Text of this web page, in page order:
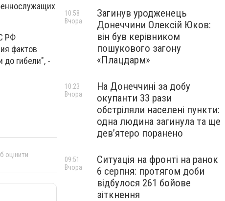
РФ
фактов
до гибели", -
оцінити
Загинув уродженець
Донеччини Олексій Юков:
він був керівником
пошукового загону
«Плацдарм»
10:58
Вчора
На Донеччині за добу
окупанти 33 рази
обстріляли населені пункти:
одна людина загинула та ще
девʼятеро поранено
10:23
Вчора
Ситуація на фронті на ранок
6 серпня: протягом доби
відбулося 261 бойове
зіткнення
09:51
Вчора